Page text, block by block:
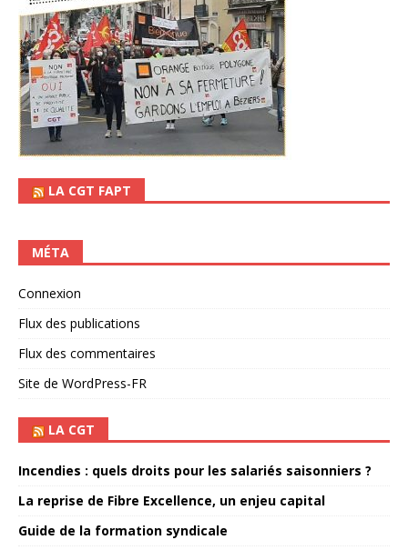
LA CGT FAPT
MÉTA
Connexion
Flux des publications
Flux des commentaires
Site de WordPress-FR
LA CGT
Incendies : quels droits pour les salariés saisonniers ?
La reprise de Fibre Excellence, un enjeu capital
Guide de la formation syndicale